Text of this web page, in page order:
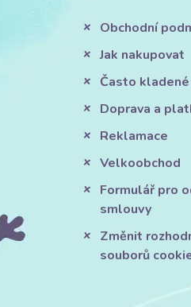
Obchodní
Jak nakupovat
Často
Doprava a
Reklamace
Velkoobchod
Formulář pro
smlouvy
Změnit
souborů